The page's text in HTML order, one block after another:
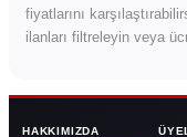
fiyatlarını
ilanları filtreleyin veya
HAKKIMIZDA